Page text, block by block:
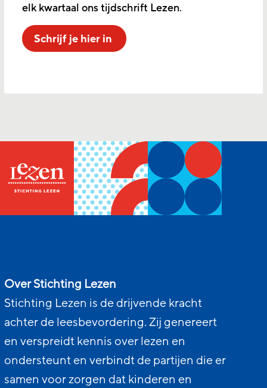
elk kwartaal ons tijdschrift Lezen.
Schrijf je hier in
Over Stichting Lezen
Stichting Lezen is de drijvende kracht
achter de leesbevordering. Zij genereert
en verspreidt kennis over lezen en
ondersteunt en verbindt de partijen die er
samen voor zorgen dat kinderen en